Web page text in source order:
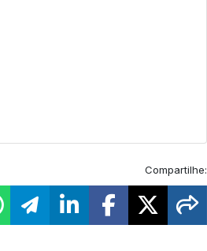
Compartilhe: